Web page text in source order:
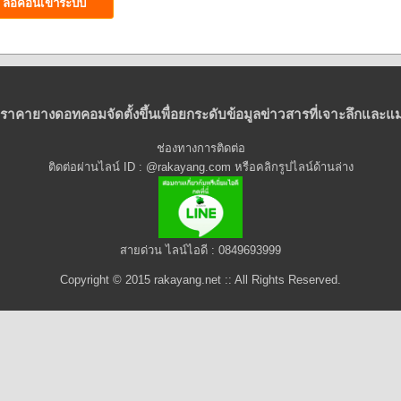
ราคายางดอทคอมจัดตั้งขึ้นเพื่อยกระดับข้อมูลข่าวสารที่เจาะลึกและ
ช่องทางการติดต่อ
ติดต่อผ่านไลน์ ID : @rakayang.com หรือคลิกรูปไลน์ด้านล่าง
สายด่วน ไลน์ไอดี : 0849693999
Copyright © 2015 rakayang.net :: All Rights Reserved.